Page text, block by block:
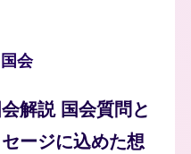
会
解説 国会質問と
ージに込めた想